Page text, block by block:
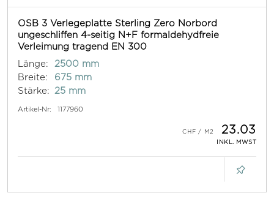
OSB 3 Verlegeplatte Sterling Zero Norbord
ungeschliffen 4-seitig N+F formaldehydfreie
Verleimung tragend EN 300
Länge:
2500 mm
Breite:
675 mm
Stärke:
25 mm
Artikel-Nr: 1177960
23.03
INKL. MWST